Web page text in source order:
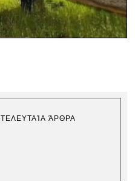
ΤΕΛΕΥΤΑΊΑ ΆΡΘΡΑ